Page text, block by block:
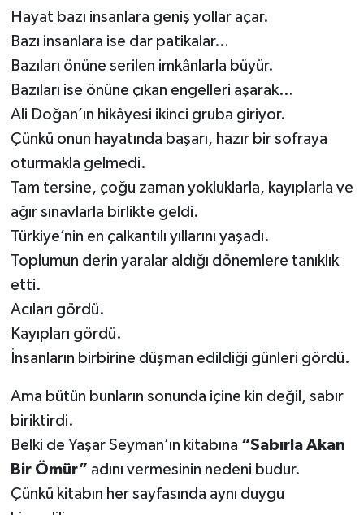
Hayat bazı insanlara geniş yollar açar.
Bazı insanlara ise dar patikalar…
Bazıları önüne serilen imkânlarla büyür.
Bazıları ise önüne çıkan engelleri aşarak…
Ali Doğan’ın hikâyesi ikinci gruba giriyor.
Çünkü onun hayatında başarı, hazır bir sofraya
oturmakla gelmedi.
Tam tersine, çoğu zaman yokluklarla, kayıplarla ve
ağır sınavlarla birlikte geldi.
Türkiye’nin en çalkantılı yıllarını yaşadı.
Toplumun derin yaralar aldığı dönemlere tanıklık
etti.
Acıları gördü.
Kayıpları gördü.
İnsanların birbirine düşman edildiği günleri gördü.
Ama bütün bunların sonunda içine kin değil, sabır
biriktirdi.
Belki de Yaşar Seyman’ın kitabına “Sabırla Akan
Bir Ömür” adını vermesinin nedeni budur.
Çünkü kitabın her sayfasında aynı duygu